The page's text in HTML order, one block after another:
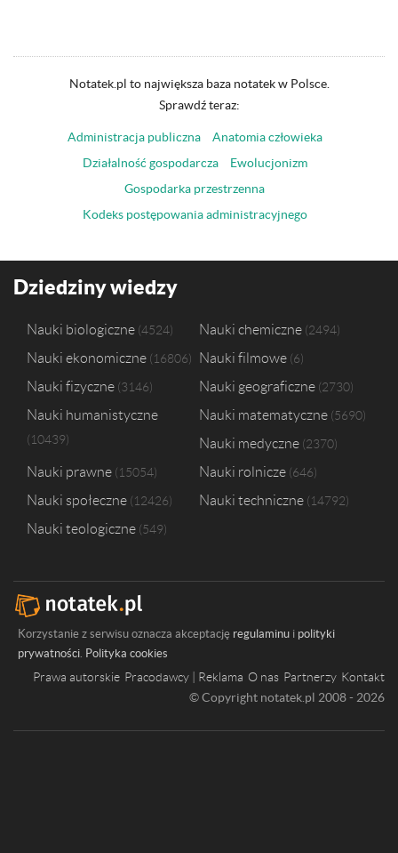
Notatek.pl to największa baza notatek w Polsce.
Sprawdź teraz:
Administracja publiczna
Anatomia człowieka
Działalność gospodarcza
Ewolucjonizm
Gospodarka przestrzenna
Kodeks postępowania administracyjnego
Dziedziny wiedzy
Nauki biologiczne 4524 Nauki chemiczne 2494
Nauki ekonomiczne 16806 Nauki filmowe 6
Nauki fizyczne 3146 Nauki geograficzne 2730
Nauki humanistyczne
10439
Nauki matematyczne 5690
Nauki medyczne 2370
Nauki prawne 15054 Nauki rolnicze 646
Nauki społeczne 12426 Nauki techniczne 14792
Nauki teologiczne 549
Korzystanie z serwisu oznacza akceptację regulaminu i polityki
prywatności. Polityka cookies
Prawa autorskie Pracodawcy | Reklama O nas Partnerzy Kontakt
© Copyright notatek.pl 2008 - 2026